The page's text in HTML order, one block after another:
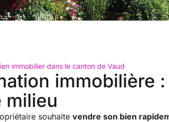
immobilier dans le canton de Vaud
immobilière
milieu
souhaite vendre son bien